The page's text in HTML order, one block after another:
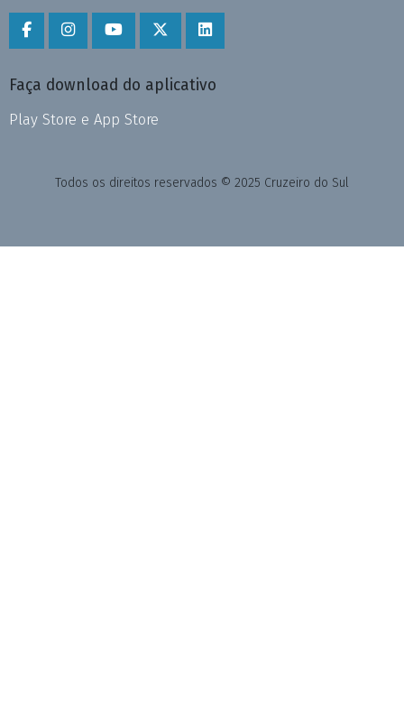
Faça download do aplicativo
Play Store e App Store
Todos os direitos reservados © 2025 Cruzeiro do Sul